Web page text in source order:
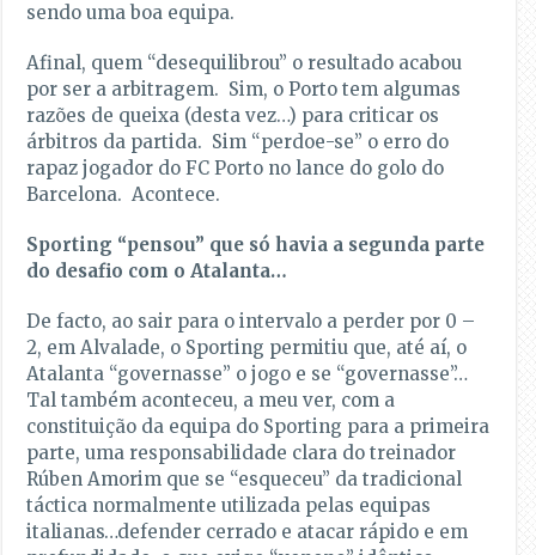
sendo uma boa equipa.
Afinal, quem “desequilibrou” o resultado acabou
por ser a arbitragem. Sim, o Porto tem algumas
razões de queixa (desta vez…) para criticar os
árbitros da partida. Sim “perdoe-se” o erro do
rapaz jogador do FC Porto no lance do golo do
Barcelona. Acontece.
Sporting “pensou” que só havia a segunda parte
do desafio com o Atalanta…
De facto, ao sair para o intervalo a perder por 0 –
2, em Alvalade, o Sporting permitiu que, até aí, o
Atalanta “governasse” o jogo e se “governasse”…
Tal também aconteceu, a meu ver, com a
constituição da equipa do Sporting para a primeira
parte, uma responsabilidade clara do treinador
Rúben Amorim que se “esqueceu” da tradicional
táctica normalmente utilizada pelas equipas
italianas…defender cerrado e atacar rápido e em